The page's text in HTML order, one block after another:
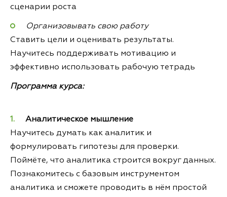
сценарии роста
Организовывать свою работу
Ставить цели и оценивать результаты.
Научитесь поддерживать мотивацию и
эффективно использовать рабочую тетрадь
Программа курса:
Аналитическое мышление
Научитесь думать как аналитик и
формулировать гипотезы для проверки.
Поймёте, что аналитика строится вокруг данных.
Познакомитесь с базовым инструментом
аналитика и сможете проводить в нём простой